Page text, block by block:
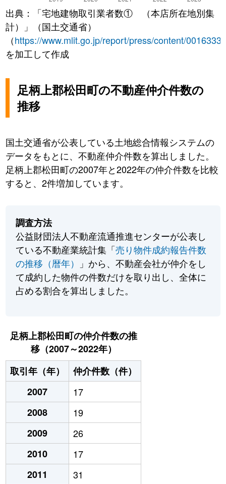
出典：「宅地建物取引業者数① （本店所在地別集
計）」（国土交通省）
（https://www.mlit.go.jp/report/press/content/
を加工して作成
足柄上郡松田町の不動産仲介件数の
推移
国土交通省が公表している土地総合情報システムの
データをもとに、不動産仲介件数を算出しました。
足柄上郡松田町の2007年と2022年の仲介件数を比較
すると、2件増加しています。
調査方法
公益財団法人不動産流通推進センターが公表し
ている不動産業統計集「売り物件成約報告件数
の推移（暦年）
」から、不動産会社が仲介をし
て成約した物件の件数だけを取り出し、全体に
占める割合を算出しました。
足柄上郡松田町の仲介件数の推
移（2007～2022年）
取引年（年）
仲介件数（件）
2007
17
2008
19
2009
26
2010
17
2011
31